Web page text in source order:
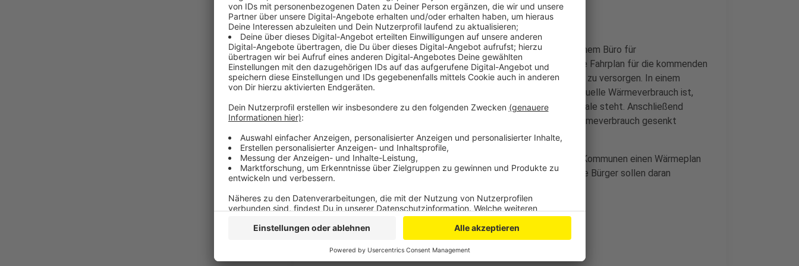
Anzeige
Dabei bekommt die Stadt Unterstützung von der BELKAW und einem Büro für
Energiewirtschaft. Der Wärmeplan ist sozusagen der strategische Fahrplan für die kommenden
Jahre um die Stadt ohne den Ausstoß von Treibhausgas mit Wäre zu versorgen. In einem
ersten Schritt wird nun unter anderem geschaut, wie hoch der aktuelle Wärmeverbrauch ist,
aber auch wie es um die Wärme-Infrastruktur und Einspar-Potentiale steht. Anschließend
werden Strategien und Maßnahmen erarbeitet, mit denen der Wärmeverbrauch gesenkt
werden soll.
Laut einer neuen Gesetzgebung ab Januar müssen alle größeren Kommunen einen Wärmeplan
erstellen – in Gladbach muss der im Juni 2026 fertig sein. Auch die Bürger sollen daran
Anzeige